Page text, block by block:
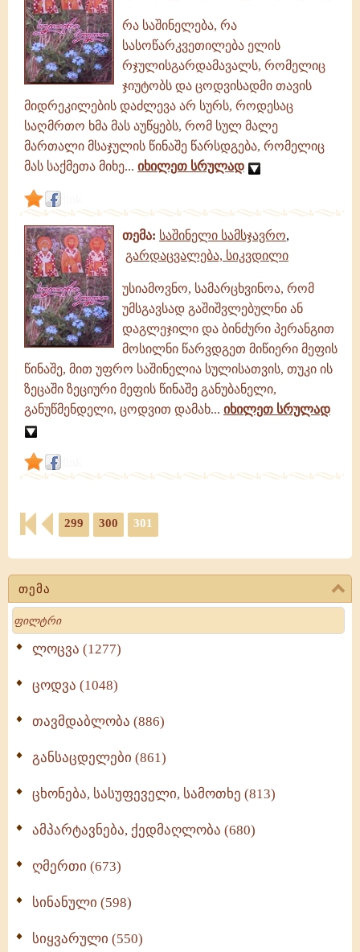
თემა
Search
ლოცვა (1277)
ცოდვა (1048)
თავმდაბლობა (886)
განსაცდელები (861)
ცხონება, სასუფეველი, სამოთხე (813)
ამპარტავნება, ქედმაღლობა (680)
ღმერთი (673)
სინანული (598)
სიყვარული (550)
რა საშინელება, რა
სასოწარკვეთილება ელის
რჯულისგარდამავალს, რომელიც
ჯიუტობს და ცოდვისადმი თავის
მიდრეკილების დაძლევა არ სურს, როდესაც
საღმრთო ხმა მას აუწყებს, რომ სულ მალე
მართალი მსაჯულის წინაშე წარსდგება, რომელიც
მას საქმეთა მიხე... იხილეთ სრულად
თემა: საშინელი სამსჯავრო,
გარდაცვალება, სიკვდილი
უსიამოვნო, სამარცხვინოა, რომ
უმსგავსად გაშიშვლებულნი ან
დაგლეჯილი და ბინძური პერანგით
მოსილნი წარვდგეთ მიწიერი მეფის
წინაშე, მით უფრო საშინელია სულისათვის, თუკი ის
ზეცაში ზეციური მეფის წინაშე განუბანელი,
განუწმენდელი, ცოდვით დამახ... იხილეთ სრულად
299 300 301